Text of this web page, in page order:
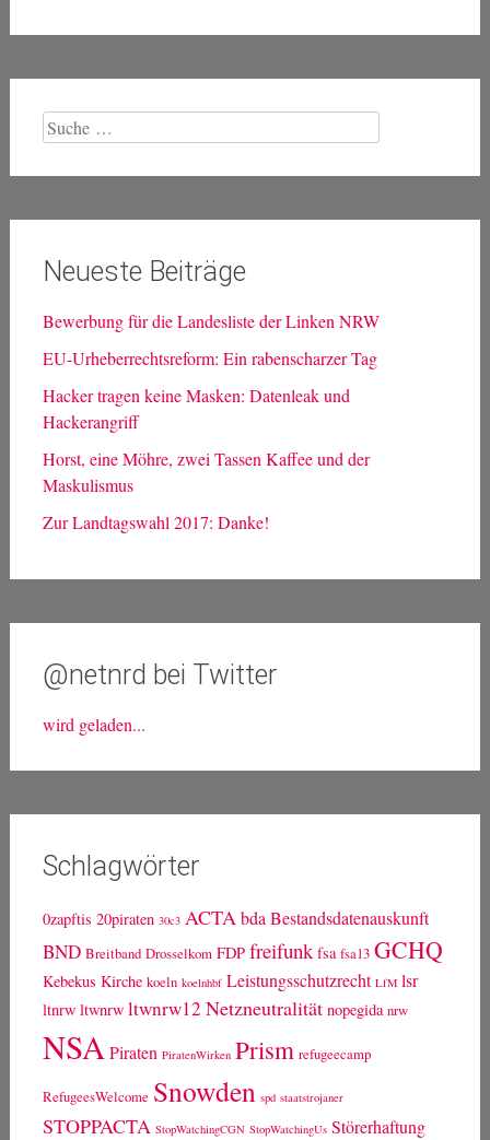
Suche
nach:
Neueste Beiträge
Bewerbung für die Landesliste der Linken NRW
EU-Urheberrechtsreform: Ein rabenscharzer Tag
Hacker tragen keine Masken: Datenleak und
Hackerangriff
Horst, eine Möhre, zwei Tassen Kaffee und der
Maskulismus
Zur Landtagswahl 2017: Danke!
@netnrd bei Twitter
wird geladen...
Schlagwörter
0zapftis 20piraten 30c3 ACTA bda Bestandsdatenauskunft
BND Breitband Drosselkom FDP freifunk fsa fsa13 GCHQ
Kebekus Kirche koeln koelnhbf Leistungsschutzrecht LfM lsr
ltnrw ltwnrw ltwnrw12 Netzneutralität nopegida nrw
NSA Piraten PiratenWirken Prism refugeecamp
RefugeesWelcome Snowden spd staatstrojaner
STOPPACTA StopWatchingCGN StopWatchingUs Störerhaftung